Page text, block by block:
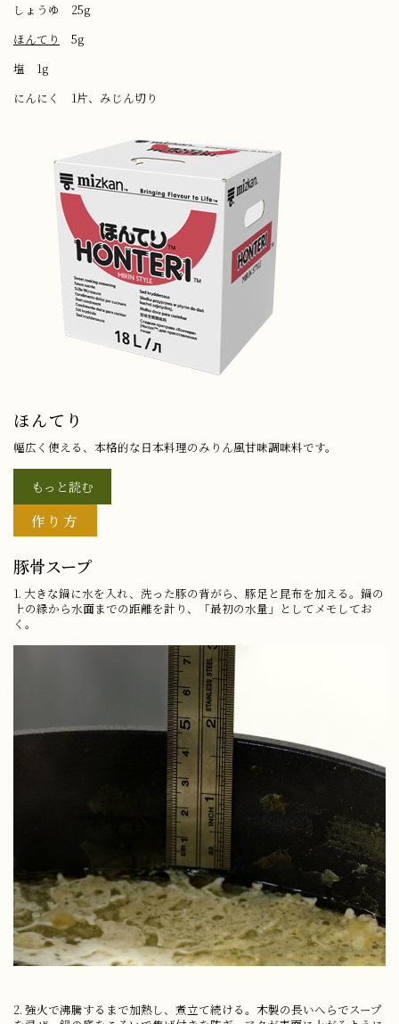
しょうゆ 25g
ほんてり
5g
塩 1g
にんにく 1片、みじん切り
ほんてり
幅広く使える、本格的な日本料理のみりん風甘味調味料です。
もっと読む
作り方
豚骨スープ
1. 大きな鍋に水を入れ、洗った豚の背がら、豚足と昆布を加える。鍋の
上の縁から水面までの距離を計り、「最初の水量」としてメモしてお
く。
2. 強火で沸騰するまで加熱し、煮立て続ける。木製の長いへらでスープ